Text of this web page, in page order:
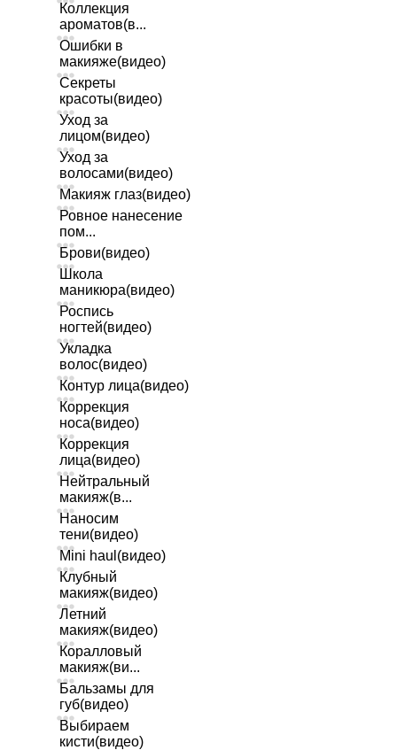
Коллекция
ароматов(в...
Ошибки в
макияже(видео)
Секреты
красоты(видео)
Уход за
лицом(видео)
Уход за
волосами(видео)
Макияж глаз(видео)
Ровное нанесение
пом...
Брови(видео)
Школа
маникюра(видео)
Роспись
ногтей(видео)
Укладка
волос(видео)
Контур лица(видео)
Коррекция
носа(видео)
Коррекция
лица(видео)
Нейтральный
макияж(в...
Наносим
тени(видео)
Mini haul(видео)
Клубный
макияж(видео)
Летний
макияж(видео)
Коралловый
макияж(ви...
Бальзамы для
губ(видео)
Выбираем
кисти(видео)